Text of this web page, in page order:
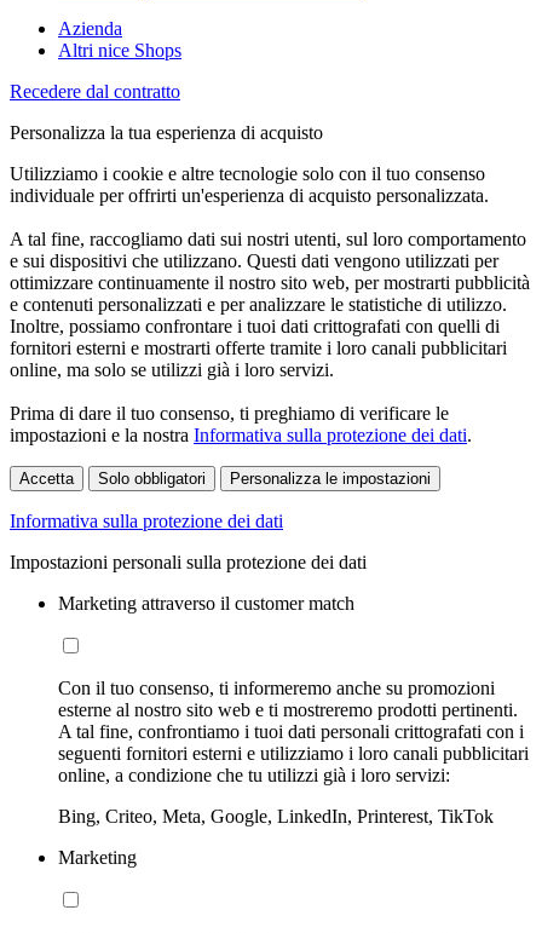
Azienda
Altri nice Shops
Recedere dal contratto
Personalizza la tua esperienza di acquisto
Utilizziamo i cookie e altre tecnologie solo con il tuo consenso
individuale per offrirti un'esperienza di acquisto personalizzata.
A tal fine, raccogliamo dati sui nostri utenti, sul loro comportamento
e sui dispositivi che utilizzano. Questi dati vengono utilizzati per
ottimizzare continuamente il nostro sito web, per mostrarti pubblicità
e contenuti personalizzati e per analizzare le statistiche di utilizzo.
Inoltre, possiamo confrontare i tuoi dati crittografati con quelli di
fornitori esterni e mostrarti offerte tramite i loro canali pubblicitari
online, ma solo se utilizzi già i loro servizi.
Prima di dare il tuo consenso, ti preghiamo di verificare le
impostazioni e la nostra Informativa sulla protezione dei dati.
Accetta Solo obbligatori Personalizza le impostazioni
Informativa sulla protezione dei dati
Impostazioni personali sulla protezione dei dati
Marketing attraverso il customer match
Con il tuo consenso, ti informeremo anche su promozioni
esterne al nostro sito web e ti mostreremo prodotti pertinenti.
A tal fine, confrontiamo i tuoi dati personali crittografati con i
seguenti fornitori esterni e utilizziamo i loro canali pubblicitari
online, a condizione che tu utilizzi già i loro servizi:
Bing, Criteo, Meta, Google, LinkedIn, Printerest, TikTok
Marketing